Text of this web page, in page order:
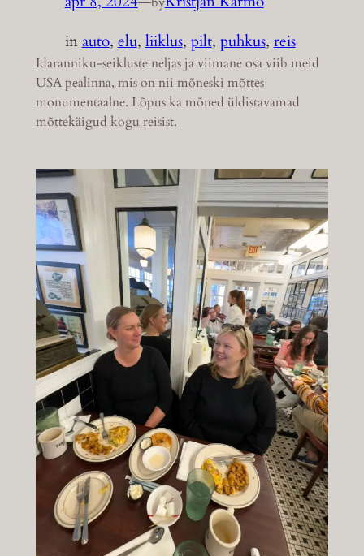
inauto, elu, liiklus, pilt, puhkus, reis
Idaranniku-seikluste neljas ja viimane osa viib meid
USA pealinna, mis on nii mõneski mõttes
monumentaalne. Lõpus ka mõned üldistavamad
mõttekäigud kogu reisist.